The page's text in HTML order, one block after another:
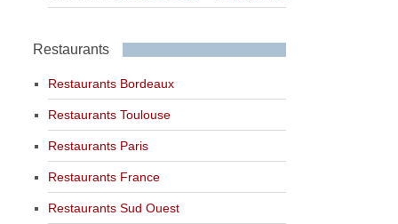
Restaurants
Restaurants Bordeaux
Restaurants Toulouse
Restaurants Paris
Restaurants France
Restaurants Sud Ouest